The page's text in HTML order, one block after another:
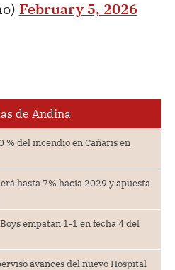
February 5, 2026
de Andina
% del incendio en Cañaris en
hasta 7% hacia 2029 y apuesta
empatan 1-1 en fecha 4 del
avances del nuevo Hospital